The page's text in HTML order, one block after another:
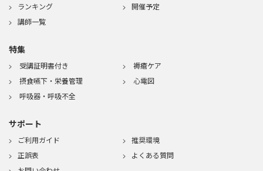
ランキング
開催予定
講師一覧
特集
受講証明書付き
褥瘡ケア
摂食嚥下・栄養管理
心電図
呼吸器・呼吸不全
サポート
ご利用ガイド
推奨環境
正誤表
よくある質問